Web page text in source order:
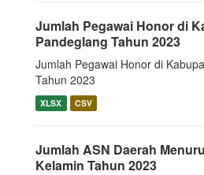
Jumlah Pegawai Honor di
Pandeglang Tahun 2023
Jumlah Pegawai Honor di
Tahun 2023
XLSX CSV
Jumlah ASN Daerah
Kelamin Tahun 2023